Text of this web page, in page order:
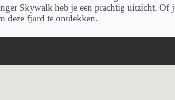
Skywalk heb je een prachtig uitzicht. Of
deze fjord te ontdekken.